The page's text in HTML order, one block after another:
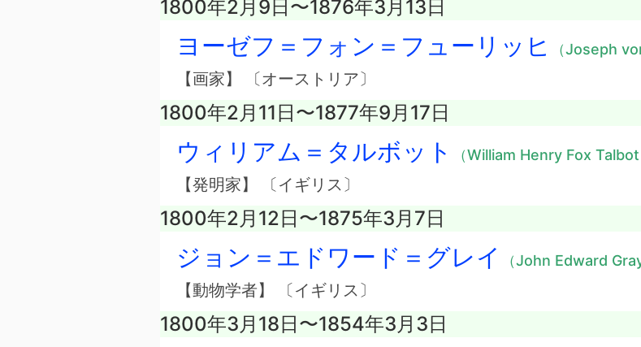
1800年2月9日〜1876年3月13日
ヨーゼフ＝フォン＝フューリッヒ （Joseph
【画家】 〔オーストリア〕
1800年2月11日〜1877年9月17日
ウィリアム＝タルボット （William Henry Fox Talbot
【発明家】 〔イギリス〕
1800年2月12日〜1875年3月7日
ジョン＝エドワード＝グレイ （John Edward Gray
【動物学者】 〔イギリス〕
1800年3月18日〜1854年3月3日